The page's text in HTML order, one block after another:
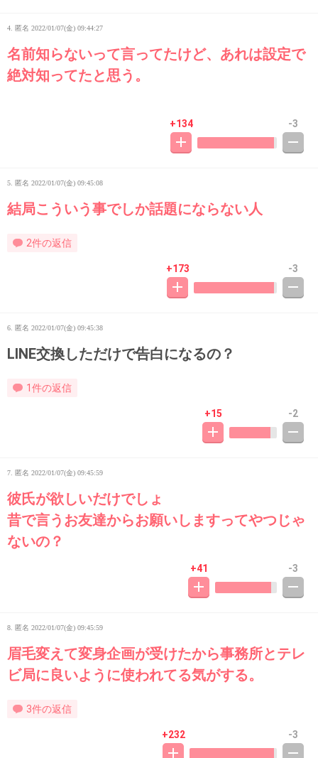
4. 匿名 2022/01/07(金) 09:44:27
名前知らないって言ってたけど、あれは設定で
絶対知ってたと思う。
+134 -3
5. 匿名 2022/01/07(金) 09:45:08
結局こういう事でしか話題にならない人
2件の返信
+173 -3
6. 匿名 2022/01/07(金) 09:45:38
LINE交換しただけで告白になるの？
1件の返信
+15 -2
7. 匿名 2022/01/07(金) 09:45:59
彼氏が欲しいだけでしょ
昔で言うお友達からお願いしますってやつじゃ
ないの？
+41 -3
8. 匿名 2022/01/07(金) 09:45:59
眉毛変えて変身企画が受けたから事務所とテレ
ビ局に良いように使われてる気がする。
3件の返信
+232 -3